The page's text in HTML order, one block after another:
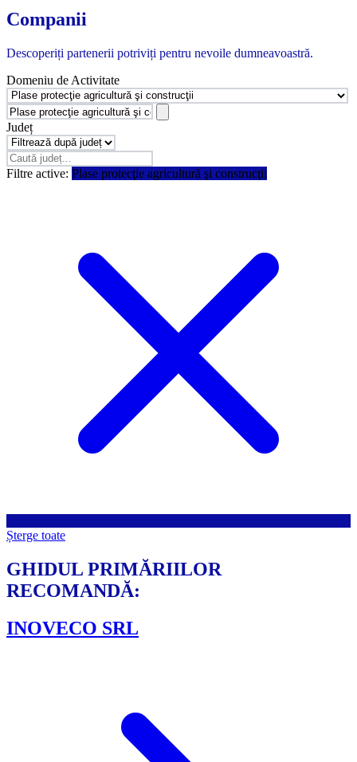
Companii
Descoperiți partenerii potriviți pentru nevoile dumneavoastră.
Domeniu de Activitate
Județ
Filtre active: Plase protecţie agricultură şi construcţii
Șterge toate
GHIDUL PRIMĂRIILOR
RECOMANDĂ:
INOVECO SRL